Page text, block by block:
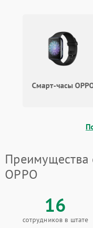
Смарт-часы
Преимущества
OPPO
16
сотрудников в штате